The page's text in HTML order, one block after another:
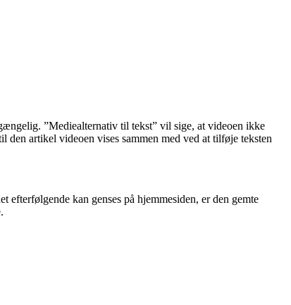
”Mediealternativ til tekst” vil sige, at videoen ikke
artikel videoen vises sammen med ved at tilføje teksten
kan genses på hjemmesiden, er den gemte